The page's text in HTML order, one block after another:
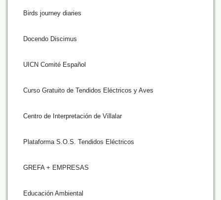
Birds journey diaries
Docendo Discimus
UICN Comité Español
Curso Gratuito de Tendidos Eléctricos y Aves
Centro de Interpretación de Villalar
Plataforma S.O.S. Tendidos Eléctricos
GREFA + EMPRESAS
Educación Ambiental